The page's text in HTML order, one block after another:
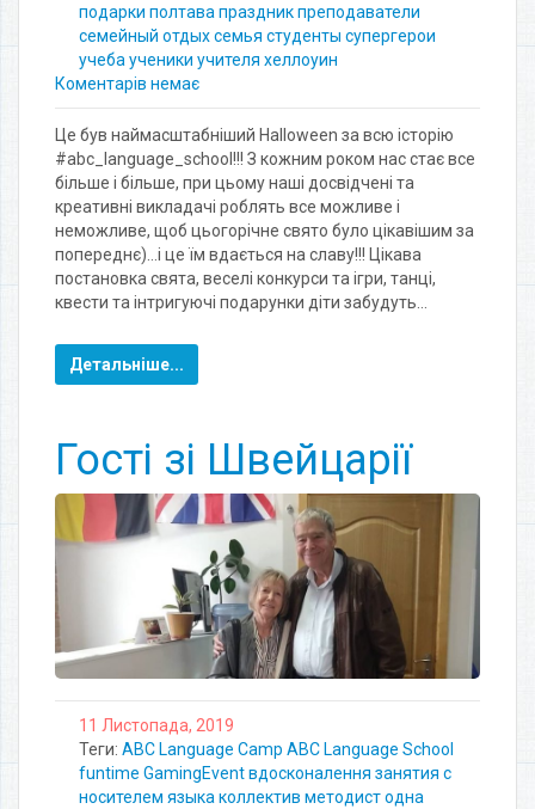
подарки полтава праздникпреподаватели
семейный отдыхсемья студенты супергерои
учеба ученики учителя хеллоуин
Коментарів немає
Це був наймасштабніший Halloween за всю історію
#abc_language_school!!! З кожним роком нас стає все
більше і більше, при цьому наші досвідчені та
креативні викладачі роблять все можливе і
неможливе, щоб цьогорічне свято було цікавішим за
попереднє)…і це їм вдається на славу!!! Цікава
постановка свята, веселі конкурси та ігри, танці,
квести та інтригуючі подарунки діти забудуть…
Детальніше...
Гості зі Швейцарії
11 Листопада, 2019
Теги: ABC Language Camp ABC Language School
funtime GamingEventвдосконалення занятия с
носителем языкаколлектив методистодна